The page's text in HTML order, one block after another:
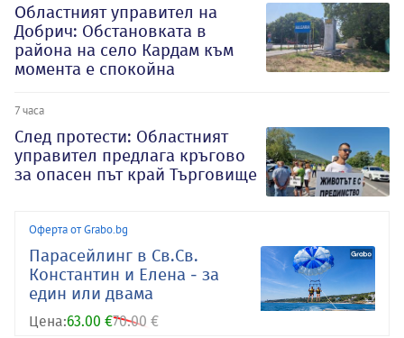
Oбластният управител на
Добрич: Обстановката в
района на село Кардам към
момента е спокойна
7 часа
След протести: Областният
управител предлага кръгово
за опасен път край Търговище
Оферта от Grabo.bg
Парасейлинг в Св.Св.
Константин и Елена - за
един или двама
Цена:63.00 €70.00 €